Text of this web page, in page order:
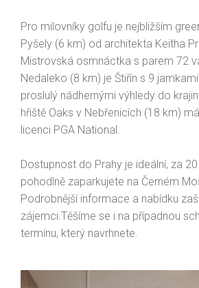
Pro milovníky golfu je nejbližším
Pyšely (6 km) od architekta Keitha
Mistrovská osmnáctka s parem 72
Nedaleko (8 km) je Štiřín s 9
proslulý nádhernými výhledy do
hřiště Oaks v Nebřenicích (18 km)
licenci PGA National.
Dostupnost do Prahy je ideální, za
pohodlně zaparkujete na Černém
Podrobnější informace a nabídku
zájemci.Těšíme se i na případnou
termínu, který navrhnete.